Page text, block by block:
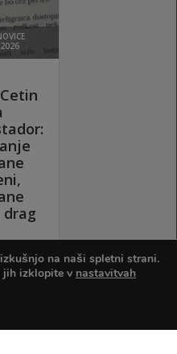
na naši spletni strani.
jih izklopite v nastavitvah